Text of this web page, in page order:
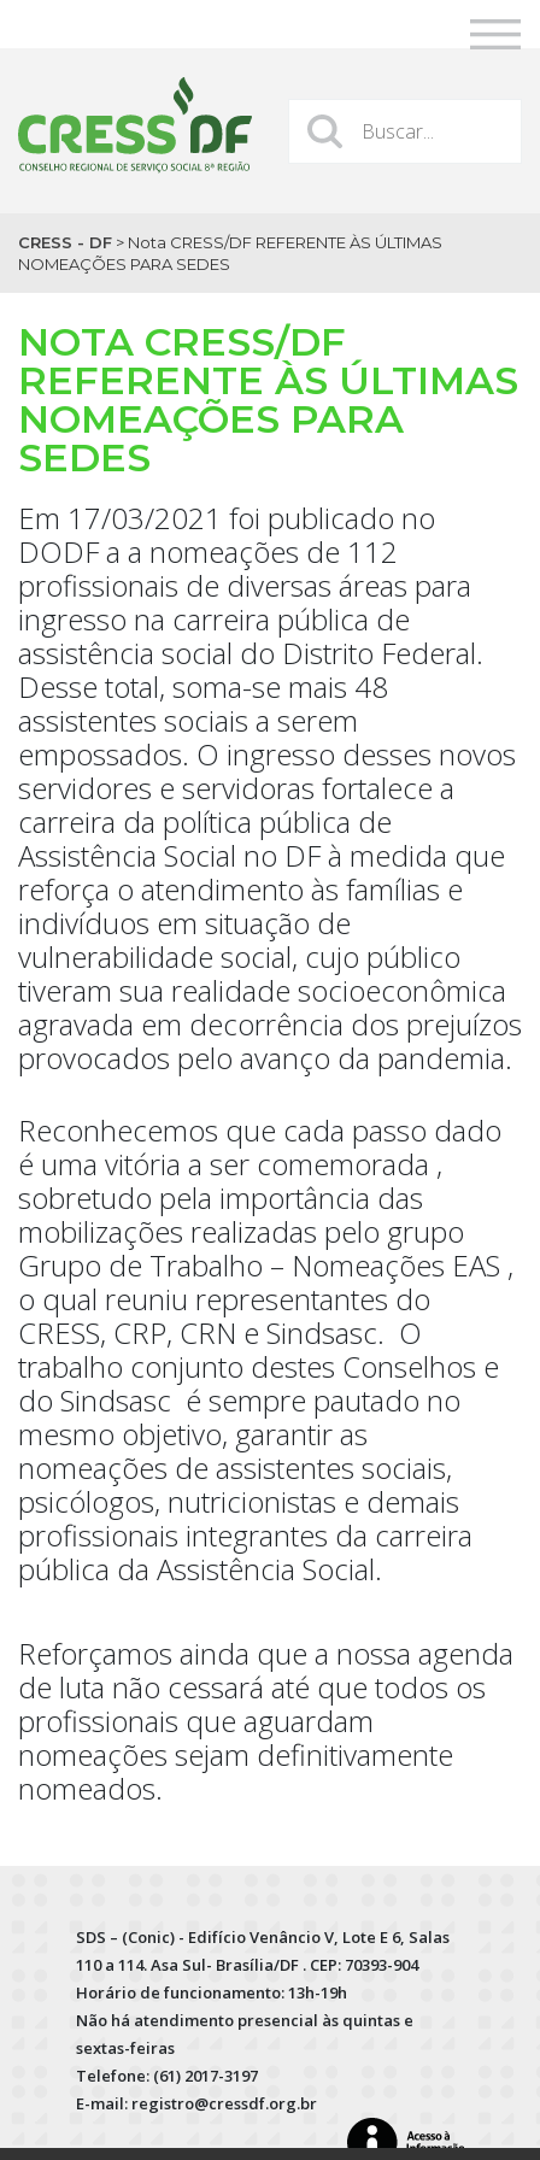
CRESS - DF > Nota CRESS/DF REFERENTE ÀS ÚLTIMAS
NOMEAÇÕES PARA SEDES
NOTA CRESS/DF
REFERENTE ÀS ÚLTIMAS
NOMEAÇÕES PARA
SEDES
Em 17/03/2021 foi publicado no
DODF a a nomeações de 112
profissionais de diversas áreas para
ingresso na carreira pública de
assistência social do Distrito Federal.
Desse total, soma-se mais 48
assistentes sociais a serem
empossados. O ingresso desses novos
servidores e servidoras fortalece a
carreira da política pública de
Assistência Social no DF à medida que
reforça o atendimento às famílias e
indivíduos em situação de
vulnerabilidade social, cujo público
tiveram sua realidade socioeconômica
agravada em decorrência dos prejuízos
provocados pelo avanço da pandemia.
Reconhecemos que cada passo dado
é uma vitória a ser comemorada ,
sobretudo pela importância das
mobilizações realizadas pelo grupo
Grupo de Trabalho – Nomeações EAS ,
o qual reuniu representantes do
CRESS, CRP, CRN e Sindsasc. O
trabalho conjunto destes Conselhos e
do Sindsasc é sempre pautado no
mesmo objetivo, garantir as
nomeações de assistentes sociais,
psicólogos, nutricionistas e demais
profissionais integrantes da carreira
pública da Assistência Social.
Reforçamos ainda que a nossa agenda
de luta não cessará até que todos os
profissionais que aguardam
nomeações sejam definitivamente
nomeados.
SDS – (Conic) - Edifício Venâncio V, Lote E 6, Salas
110 a 114. Asa Sul- Brasília/DF . CEP: 70393-904
Horário de funcionamento: 13h-19h
Não há atendimento presencial às quintas e
sextas-feiras
Telefone: (61) 2017-3197
E-mail: registro@cressdf.org.br